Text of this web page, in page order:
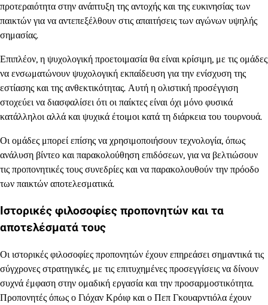
προτεραιότητα στην ανάπτυξη της αντοχής και της ευκινησίας των
παικτών για να αντεπεξέλθουν στις απαιτήσεις των αγώνων υψηλής
σημασίας.
Επιπλέον, η ψυχολογική προετοιμασία θα είναι κρίσιμη, με τις ομάδες
να ενσωματώνουν ψυχολογική εκπαίδευση για την ενίσχυση της
εστίασης και της ανθεκτικότητας. Αυτή η ολιστική προσέγγιση
στοχεύει να διασφαλίσει ότι οι παίκτες είναι όχι μόνο φυσικά
κατάλληλοι αλλά και ψυχικά έτοιμοι κατά τη διάρκεια του τουρνουά.
Οι ομάδες μπορεί επίσης να χρησιμοποιήσουν τεχνολογία, όπως
ανάλυση βίντεο και παρακολούθηση επιδόσεων, για να βελτιώσουν
τις προπονητικές τους συνεδρίες και να παρακολουθούν την πρόοδο
των παικτών αποτελεσματικά.
Ιστορικές φιλοσοφίες προπονητών και τα
αποτελέσματά τους
Οι ιστορικές φιλοσοφίες προπονητών έχουν επηρεάσει σημαντικά τις
σύγχρονες στρατηγικές, με τις επιτυχημένες προσεγγίσεις να δίνουν
συχνά έμφαση στην ομαδική εργασία και την προσαρμοστικότητα.
Προπονητές όπως ο Γιόχαν Κρόιφ και ο Πεπ Γκουαρντιόλα έχουν